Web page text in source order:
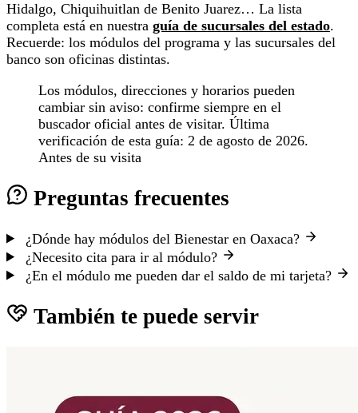
Hidalgo, Chiquihuitlan de Benito Juarez… La lista
completa está en nuestra guía de sucursales del estado.
Recuerde: los módulos del programa y las sucursales del
banco son oficinas distintas.
Los módulos, direcciones y horarios pueden
cambiar sin aviso: confirme siempre en el
buscador oficial antes de visitar. Última
verificación de esta guía: 2 de agosto de 2026.
Antes de su visita
Preguntas frecuentes
¿Dónde hay módulos del Bienestar en Oaxaca?
¿Necesito cita para ir al módulo?
¿En el módulo me pueden dar el saldo de mi tarjeta?
También te puede servir